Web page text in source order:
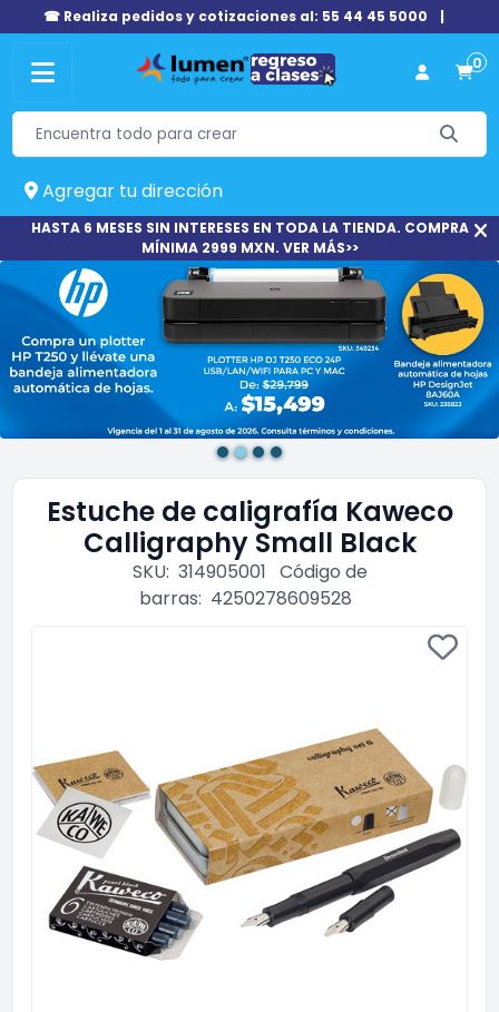
☎ Realiza pedidos y cotizaciones al: 55 44 45 5000 |
0
Agregar tu dirección
HASTA 6 MESES SIN INTERESES EN TODA LA TIENDA. COMPRA
MÍNIMA 2999 MXN. VER MÁS>>
Estuche de caligrafía Kaweco
Calligraphy Small Black
SKU: 314905001 Código de
barras: 4250278609528